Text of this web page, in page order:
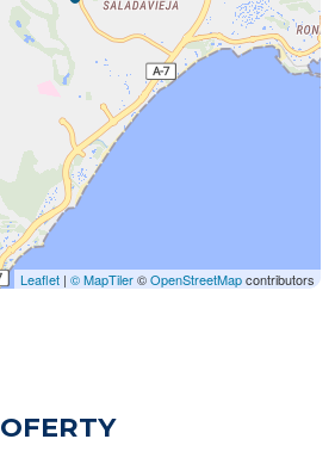
Leaflet | © MapTiler©OpenStreetMapcontributors
OFERTY